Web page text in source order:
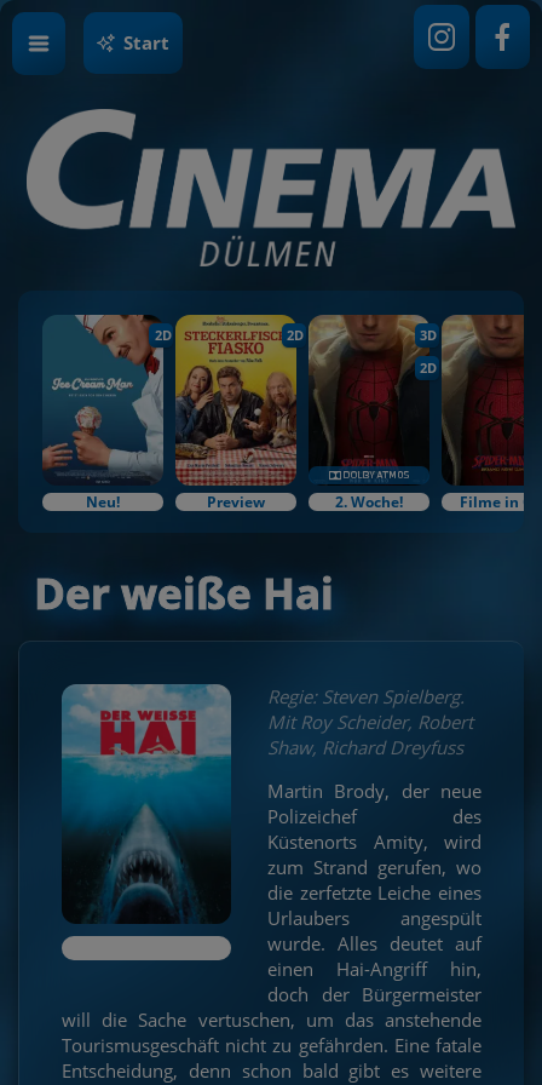
Start
2D
Neu!
2D
Preview
3D
2D
2. Woche! Filme in
Der weiße Hai
Regie: Steven Spielberg.
Mit Roy Scheider, Robert
Shaw, Richard Dreyfuss
Martin Brody, der neue
Polizeichef des
Küstenorts Amity, wird
zum Strand gerufen, wo
die zerfetzte Leiche eines
Urlaubers angespült
wurde. Alles deutet auf
einen Hai-Angriff hin,
doch der Bürgermeister
will die Sache vertuschen, um das anstehende
Tourismusgeschäft nicht zu gefährden. Eine fatale
Entscheidung, denn schon bald gibt es weitere